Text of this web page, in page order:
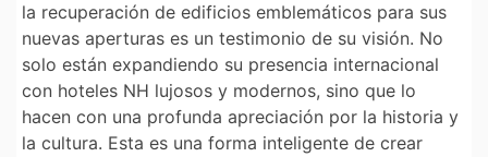
la recuperación de edificios emblemáticos para sus
nuevas aperturas es un testimonio de su visión. No
solo están expandiendo su presencia internacional
con hoteles NH lujosos y modernos, sino que lo
hacen con una profunda apreciación por la historia y
la cultura. Esta es una forma inteligente de crear